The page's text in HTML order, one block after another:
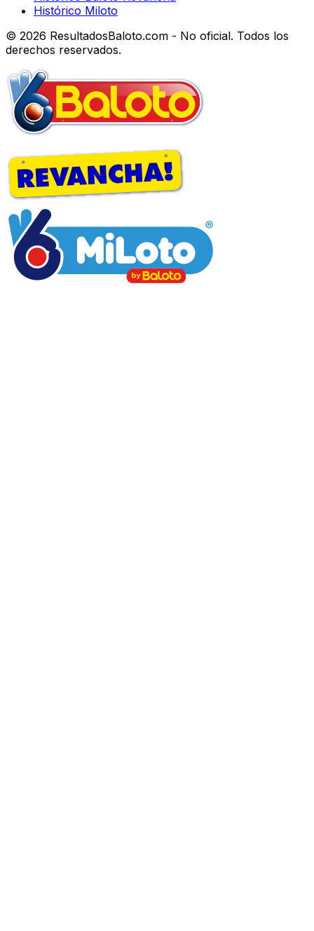
Histórico Miloto
© 2026 ResultadosBaloto.com - No oficial. Todos los
derechos reservados.